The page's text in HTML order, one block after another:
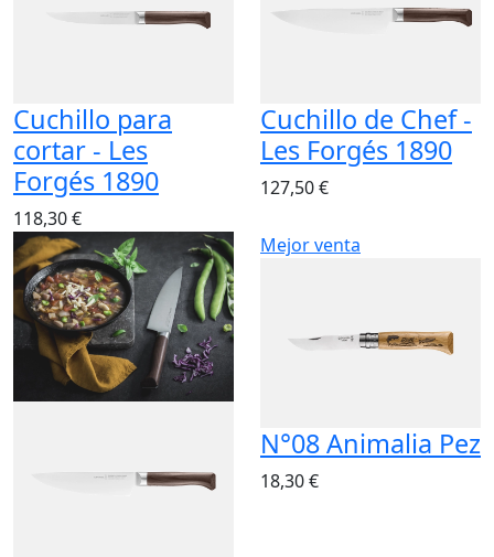
cortar - Les
Forgés 1890
118,30 €
Les Forgés 1890
127,50 €
18,30 €